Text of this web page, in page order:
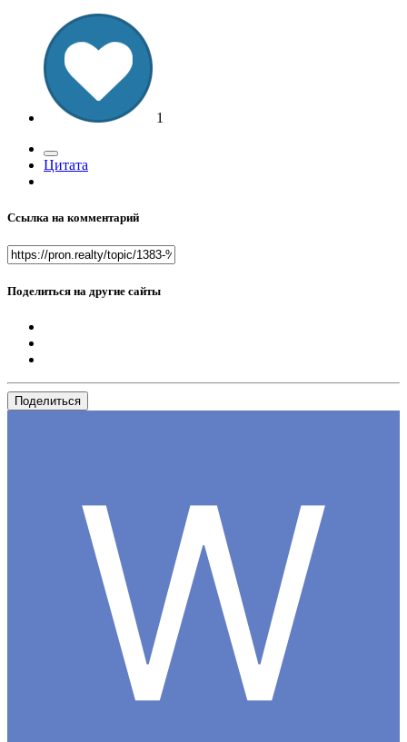
1
Цитата
Ссылка на комментарий
Поделиться на другие сайты
Поделиться